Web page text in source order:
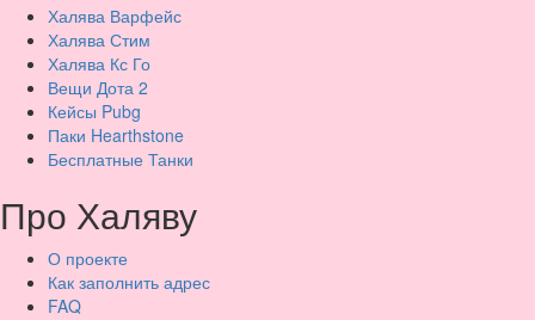
Халява Варфейс
Халява Стим
Халява Кс Го
Вещи Дота 2
Кейсы Pubg
Паки Hearthstone
Бесплатные Танки
Про Халяву
О проекте
Как заполнить адрес
FAQ